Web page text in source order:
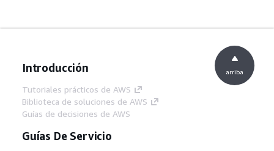
Introducción
Tutoriales prácticos de AWS
Biblioteca de soluciones de AWS
Guías de decisiones de AWS
Guías De Servicio
arriba